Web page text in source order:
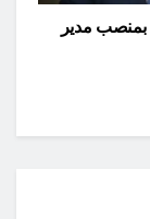
بمنصب مدير